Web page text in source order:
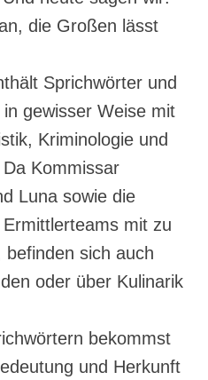
die Großen lässt
Sprichwörter und
gewisser Weise mit
Kriminologie und
Kommissar
Luna sowie die
mit zu
sich auch
oder über Kulinarik
bekommst
und Herkunft